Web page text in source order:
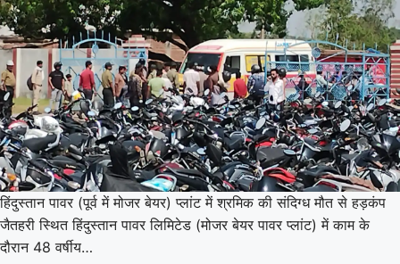
हिंदुस्तान पावर (पूर्व में मोजर बेयर) प्लांट में श्रमिक की संदिग्ध मौत से हड़कंप
जैतहरी स्थित हिंदुस्तान पावर लिमिटेड (मोजर बेयर पावर प्लांट) में काम के
दौरान 48 वर्षीय…